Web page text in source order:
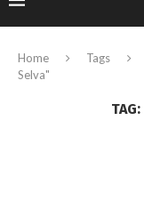
Home Tags
Selva"
TAG: